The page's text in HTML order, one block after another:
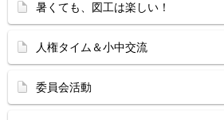
暑くても、図工は楽しい！
人権タイム＆小中交流
委員会活動